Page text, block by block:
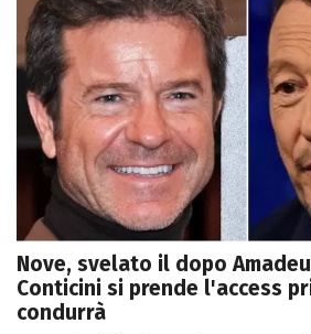
Nove, svelato il dopo
Conticini si prende l'access
condurrà